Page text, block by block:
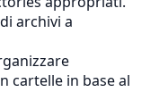
archivi a
cartelle in base al